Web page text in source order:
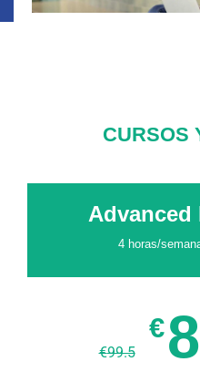
CURSOS
Advanced
4 horas/
€99.5
€